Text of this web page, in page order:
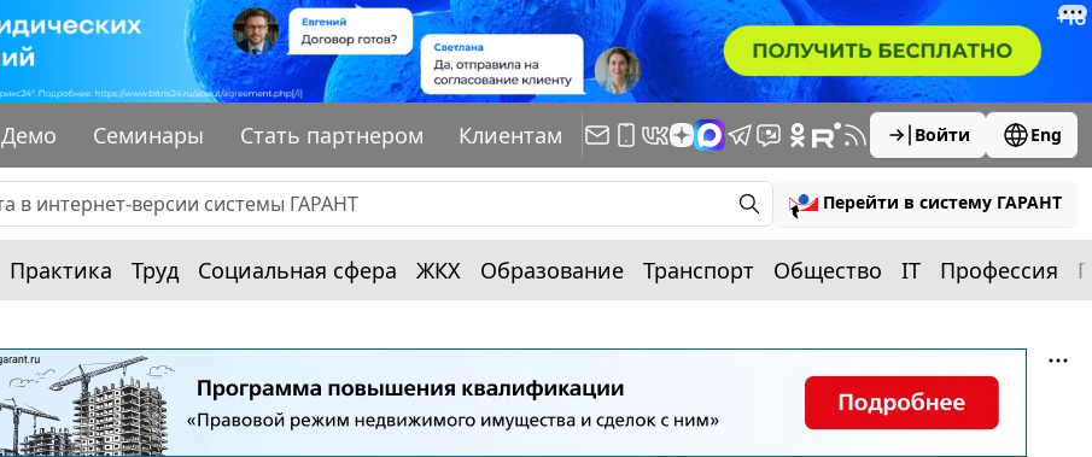
Демо Семинары Стать партнером Клиентам Войти Eng
Перейти в систему ГАРАНТ
Практика Труд Социальная сфера ЖКХ Образование Транспорт Общество IT Профессия